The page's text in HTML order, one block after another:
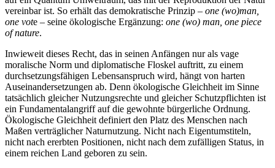
vereinbar ist. So erhält das demokratische Prinzip – one (wo)man,
one vote – seine ökologische Ergänzung: one (wo) man, one piece
of nature.
Inwieweit dieses Recht, das in seinen Anfängen nur als vage
moralische Norm und diplomatische Floskel auftritt, zu einem
durchsetzungsfähigen Lebensanspruch wird, hängt von harten
Auseinandersetzungen ab. Denn ökologische Gleichheit im Sinne
tatsächlich gleicher Nutzungsrechte und gleicher Schutzpflichten ist
ein Fundamentalangriff auf die gewohnte bürgerliche Ordnung.
Ökologische Gleichheit definiert den Platz des Menschen nach
Maßen verträglicher Naturnutzung. Nicht nach Eigentumstiteln,
nicht nach ererbten Positionen, nicht nach dem zufälligen Status, in
einem reichen Land geboren zu sein.